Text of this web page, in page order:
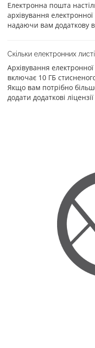
Електронна пошта
архівування
надаючи вам додаткову
Скільки електронних
Архівування
включає 10 ГБ
Якщо вам потрібно
додати додаткові